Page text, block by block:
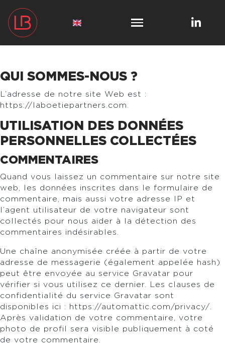
QUI SOMMES-NOUS ?
L’adresse de notre site Web est :
https://laboetiepartners.com.
UTILISATION DES DONNÉES
PERSONNELLES COLLECTÉES
COMMENTAIRES
Quand vous laissez un commentaire sur notre site
web, les données inscrites dans le formulaire de
commentaire, mais aussi votre adresse IP et
l’agent utilisateur de votre navigateur sont
collectés pour nous aider à la détection des
commentaires indésirables.
Une chaîne anonymisée créée à partir de votre
adresse de messagerie (également appelée hash)
peut être envoyée au service Gravatar pour
vérifier si vous utilisez ce dernier. Les clauses de
confidentialité du service Gravatar sont
disponibles ici : https://automattic.com/privacy/.
Après validation de votre commentaire, votre
photo de profil sera visible publiquement à coté
de votre commentaire.